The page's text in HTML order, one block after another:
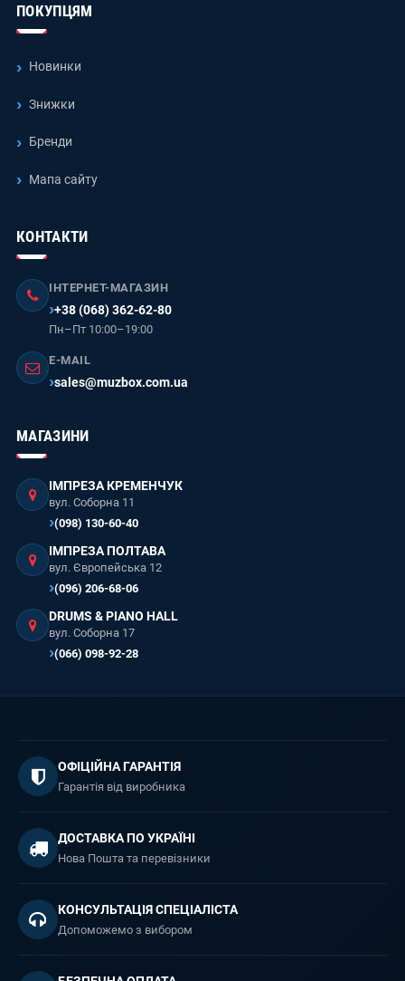
ПОКУПЦЯМ
Новинки
Знижки
Бренди
Мапа сайту
КОНТАКТИ
ІНТЕРНЕТ-МАГАЗИН
+38 (068) 362-62-80
Пн–Пт 10:00–19:00
E-MAIL
sales@muzbox.com.ua
МАГАЗИНИ
ІМПРЕЗА КРЕМЕНЧУК
вул. Соборна 11
(098) 130-60-40
ІМПРЕЗА ПОЛТАВА
вул. Європейська 12
(096) 206-68-06
DRUMS & PIANO HALL
вул. Соборна 17
(066) 098-92-28
ОФІЦІЙНА ГАРАНТІЯ
Гарантія від виробника
ДОСТАВКА ПО УКРАЇНІ
Нова Пошта та перевізники
КОНСУЛЬТАЦІЯ СПЕЦІАЛІСТА
Допоможемо з вибором